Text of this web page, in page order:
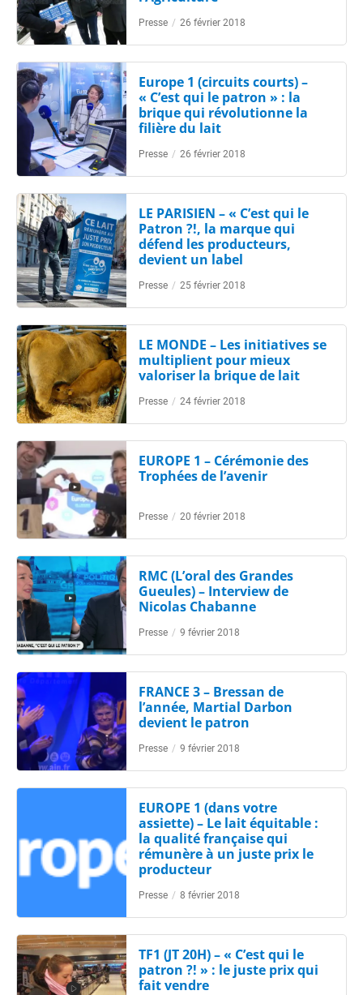
Presse / 26 février 2018
Europe 1 (circuits courts) –
« C’est qui le patron » : la
brique qui révolutionne la
filière du lait
Presse / 26 février 2018
LE PARISIEN – « C’est qui le
Patron ?!, la marque qui
défend les producteurs,
devient un label
Presse / 25 février 2018
LE MONDE – Les initiatives se
multiplient pour mieux
valoriser la brique de lait
Presse / 24 février 2018
EUROPE 1 – Cérémonie des
Trophées de l’avenir
Presse / 20 février 2018
RMC (L’oral des Grandes
Gueules) – Interview de
Nicolas Chabanne
Presse / 9 février 2018
FRANCE 3 – Bressan de
l’année, Martial Darbon
devient le patron
Presse / 9 février 2018
EUROPE 1 (dans votre
assiette) – Le lait équitable :
la qualité française qui
rémunère à un juste prix le
producteur
Presse / 8 février 2018
TF1 (JT 20H) – « C’est qui le
patron ?! » : le juste prix qui
fait vendre